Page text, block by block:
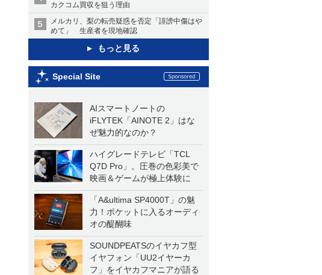
カクコム買収を狙う理由
メルカリ、梨の転売疑惑を否定「誹謗中傷はや
めて」 生産者を現地確認
もっと見る
Special Site
AIスマートノートの
iFLYTEK「AINOTE 2」はな
ぜ魅力的なのか？
ハイグレードテレビ「TCL
Q7D Pro」。圧巻の色彩美で
映画＆ゲームが極上体験に
「A&ultima SP4000T」の魅
力！ポケットに入るオーディ
オの醍醐味
SOUNDPEATSのイヤカフ型
イヤフォン「UU2イヤーカ
フ」をイヤカフマニアが語る